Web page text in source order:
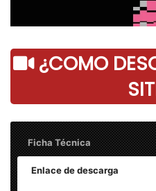
¿COMO
Ficha Técnica
Enlace de descarga